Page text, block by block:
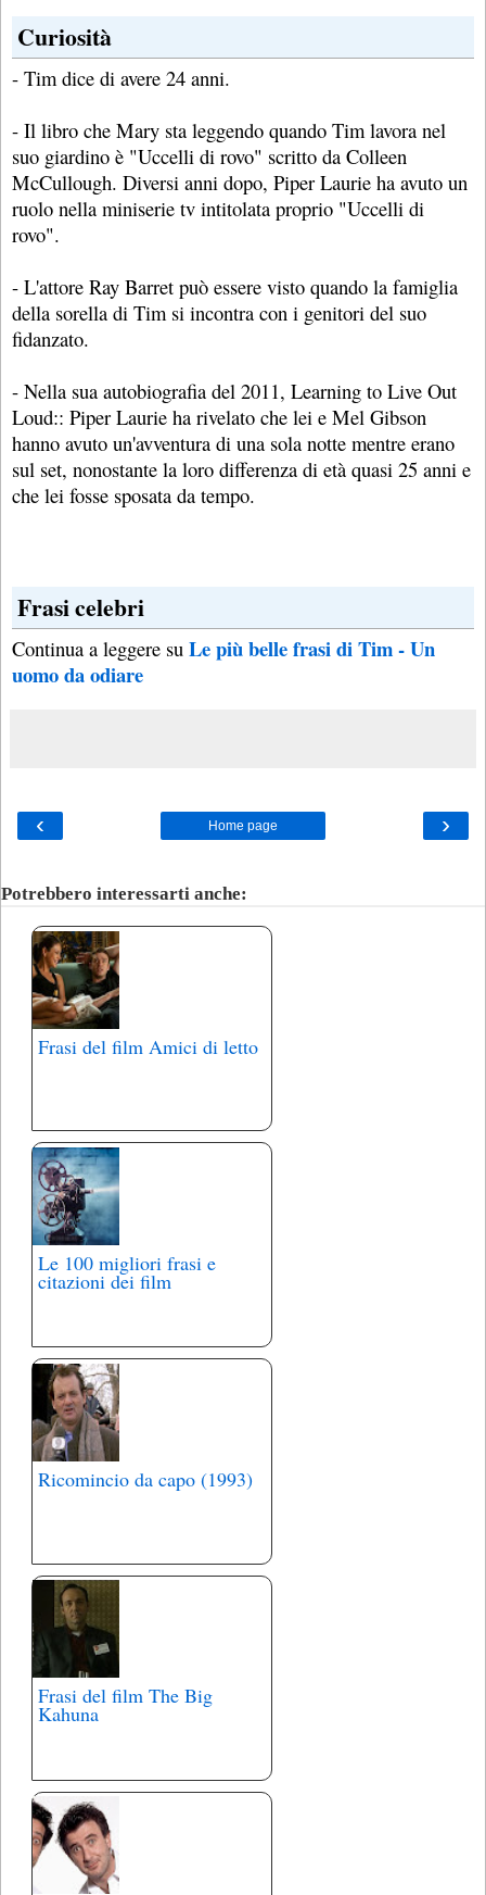
Curiosità
- Tim dice di avere 24 anni.
- Il libro che Mary sta leggendo quando Tim lavora nel
suo giardino è "Uccelli di rovo" scritto da Colleen
McCullough. Diversi anni dopo, Piper Laurie ha avuto un
ruolo nella miniserie tv intitolata proprio "Uccelli di
rovo".
- L'attore Ray Barret può essere visto quando la famiglia
della sorella di Tim si incontra con i genitori del suo
fidanzato.
- Nella sua autobiografia del 2011, Learning to Live Out
Loud:: Piper Laurie ha rivelato che lei e Mel Gibson
hanno avuto un'avventura di una sola notte mentre erano
sul set, nonostante la loro differenza di età quasi 25 anni e
che lei fosse sposata da tempo.
Frasi celebri
Continua a leggere su Le più belle frasi di Tim - Un
uomo da odiare
‹ ›
Home page
Potrebbero interessarti anche:
Frasi del film Amici di letto
Le 100 migliori frasi e
citazioni dei film
Ricomincio da capo (1993)
Frasi del film The Big
Kahuna